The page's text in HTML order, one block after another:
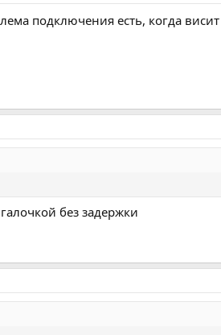
подключения есть, когда
без задержки